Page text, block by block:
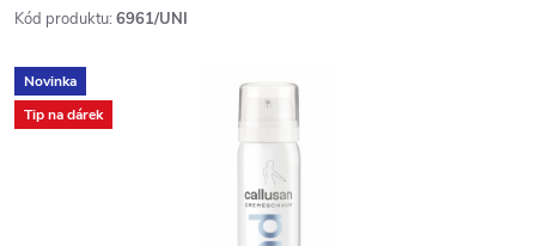
Kód produktu: 6961/UNI
Novinka
Tip na dárek